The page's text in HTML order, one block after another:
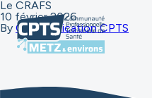
Le CRAFS
10 février 2026
By Communication CPTS